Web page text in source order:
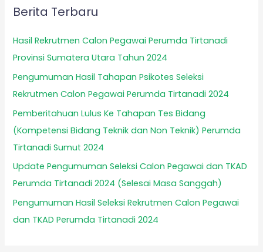
c
f
o
r
:
Berita Terbaru
Hasil Rekrutmen Calon Pegawai Perumda Tirtanadi
Provinsi Sumatera Utara Tahun 2024
Pengumuman Hasil Tahapan Psikotes Seleksi
Rekrutmen Calon Pegawai Perumda Tirtanadi 2024
Pemberitahuan Lulus Ke Tahapan Tes Bidang
(Kompetensi Bidang Teknik dan Non Teknik) Perumda
Tirtanadi Sumut 2024
Update Pengumuman Seleksi Calon Pegawai dan TKAD
Perumda Tirtanadi 2024 (Selesai Masa Sanggah)
Pengumuman Hasil Seleksi Rekrutmen Calon Pegawai
dan TKAD Perumda Tirtanadi 2024